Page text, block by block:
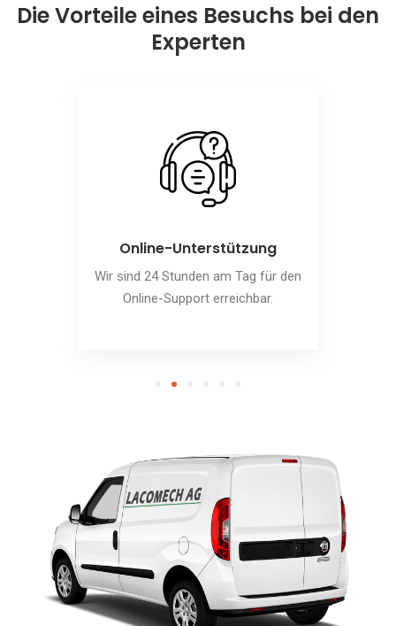
Die Vorteile eines Besuchs bei den
Experten
Online-Unterstützung
Wir sind 24 Stunden am Tag für den
Online-Support erreichbar.